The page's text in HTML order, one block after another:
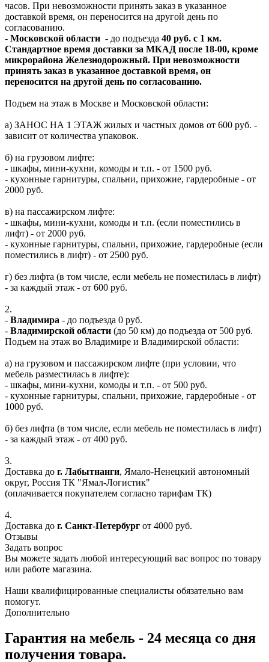
часов. При невозможности принять заказ в указанное
доставкой время, он переносится на другой день по
согласованию.
- Московской области - до подъезда 40 руб. с 1 км.
Стандартное время доставки за МКАД после 18-00, кроме
микрорайона Железнодорожный. При невозможности
принять заказ в указанное доставкой время, он
переносится на другой день по согласованию.
Подъем на этаж в Москве и Московской области:
а) ЗАНОС НА 1 ЭТАЖ жилых и частных домов от 600 руб. -
зависит от количества упаковок.
б) на грузовом лифте:
- шкафы, мини-кухни, комоды и т.п. - от 1500 руб.
- кухонные гарнитуры, спальни, прихожие, гардеробные - от
2000 руб.
в) на пассажирском лифте:
- шкафы, мини-кухни, комоды и т.п. (если поместились в
лифт) - от 2000 руб.
- кухонные гарнитуры, спальни, прихожие, гардеробные (если
поместились в лифт) - от 2500 руб.
г) без лифта (в том числе, если мебель не поместилась в лифт)
- за каждый этаж - от 600 руб.
2.
- Владимира - до подъезда 0 руб.
- Владимирской области (до 50 км) до подъезда от 500 руб.
Подъем на этаж во Владимире и Владимирской области:
а) на грузовом и пассажирском лифте (при условии, что
мебель разместилась в лифте):
- шкафы, мини-кухни, комоды и т.п. - от 500 руб.
- кухонные гарнитуры, спальни, прихожие, гардеробные - от
1000 руб.
б) без лифта (в том числе, если мебель не поместилась в лифт)
- за каждый этаж - от 400 руб.
3.
Доставка до г. Лабытнанги, Ямало-Ненецкий автономный
округ, Россия ТК "Ямал-Логистик"
(оплачивается покупателем согласно тарифам ТК)
4.
Доставка до г. Санкт-Петербург от 4000 руб.
Отзывы
Задать вопрос
Вы можете задать любой интересующий вас вопрос по товару
или работе магазина.
Наши квалифицированные специалисты обязательно вам
помогут.
Дополнительно
Гарантия на мебель - 24 месяца со дня
получения товара.